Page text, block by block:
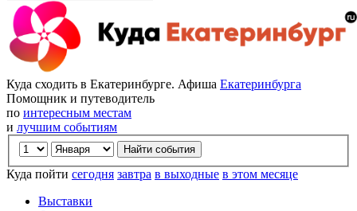
Куда сходить в Екатеринбурге. Афиша Екатеринбурга
Помощник и путеводитель
по интересным местам
и лучшим событиям
Куда пойти сегодня завтра в выходные в этом месяце
Выставки